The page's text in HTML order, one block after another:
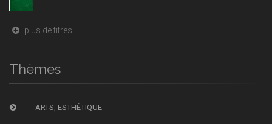
plus de titres
Thèmes
ARTS, ESTHÉTIQUE